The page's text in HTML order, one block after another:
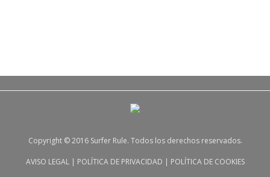
Copyright © 2016 Surfer Rule. Todos los derechos reservados.
AVISO LEGAL| POLÍTICA DE PRIVACIDAD | POLÍTICA DE COOKIES